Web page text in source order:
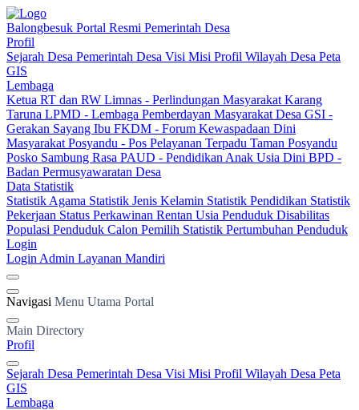
Balongbesuk Portal Resmi Pemerintah Desa
Profil
Sejarah Desa Pemerintah Desa Visi Misi Profil Wilayah Desa Peta
GIS
Lembaga
Ketua RT dan RW Limnas - Perlindungan Masyarakat Karang
Taruna LPMD - Lembaga Pemberdayan Masyarakat Desa GSI -
Gerakan Sayang Ibu FKDM - Forum Kewaspadaan Dini
Masyarakat Posyandu - Pos Pelayanan Terpadu Taman Posyandu
Posko Sambung Rasa PAUD - Pendidikan Anak Usia Dini BPD -
Badan Permusyawaratan Desa
Data Statistik
Statistik Agama Statistik Jenis Kelamin Statistik Pendidikan Statistik
Pekerjaan Status Perkawinan Rentan Usia Penduduk Disabilitas
Populasi Penduduk Calon Pemilih Statistik Pertumbuhan Penduduk
Login
Login Admin Layanan Mandiri
Navigasi Menu Utama Portal
Main Directory
Profil
Sejarah Desa Pemerintah Desa Visi Misi Profil Wilayah Desa Peta
GIS
Lembaga